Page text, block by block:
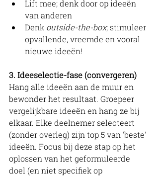
Lift mee; denk door op ideeën
van anderen
Denk outside-the-box; stimuleer
opvallende, vreemde en vooral
nieuwe ideeën!
3. Ideeselectie-fase (convergeren)
Hang alle ideeën aan de muur en
bewonder het resultaat. Groepeer
vergelijkbare ideeën en hang ze bij
elkaar. Elke deelnemer selecteert
(zonder overleg) zijn top 5 van 'beste'
ideeën. Focus bij deze stap op het
oplossen van het geformuleerde
doel (en niet specifiek op